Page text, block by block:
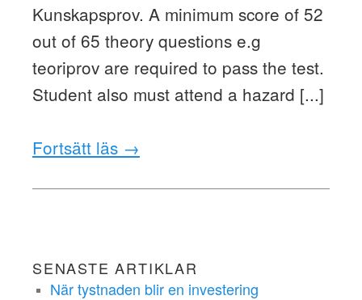
Kunskapsprov. A minimum score of 52
out of 65 theory questions e.g
teoriprov are required to pass the test.
Student also must attend a hazard [...]
Fortsätt läs →
SENASTE ARTIKLAR
När tystnaden blir en investering